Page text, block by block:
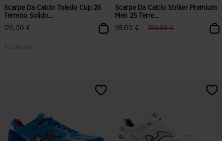
Scarpe Da Calcio Toledo Cup 26
Terreno Solido...
120,00 €
3 Colores
3,9 su 5 valutazione dei clienti
Scarpe Da Calcio Striker Premium
Men 25 Terre...
95,00 €
label.price.reduced.from
189,99 €label.price.to
4,5 su 5 valutazione dei clienti